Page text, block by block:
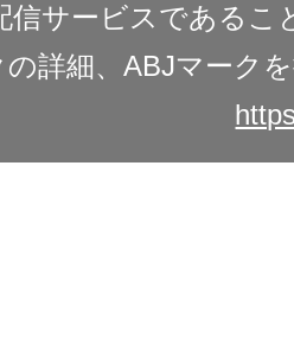
信サービスであるこ
の詳細、ABJマーク